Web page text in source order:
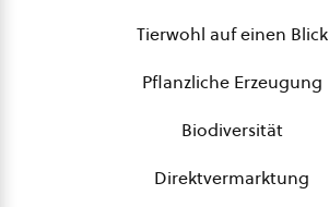
Tierwohl auf einen Blick
Pflanzliche Erzeugung
Biodiversität
Direktvermarktung